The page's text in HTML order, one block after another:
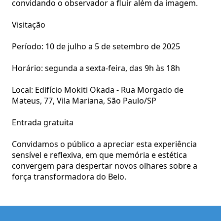
convidando o observador a fluir além da imagem.
Visitação
Período: 10 de julho a 5 de setembro de 2025
Horário: segunda a sexta-feira, das 9h às 18h
Local: Edifício Mokiti Okada - Rua Morgado de
Mateus, 77, Vila Mariana, São Paulo/SP
Entrada gratuita
Convidamos o público a apreciar esta experiência
sensível e reflexiva, em que memória e estética
convergem para despertar novos olhares sobre a
força transformadora do Belo.